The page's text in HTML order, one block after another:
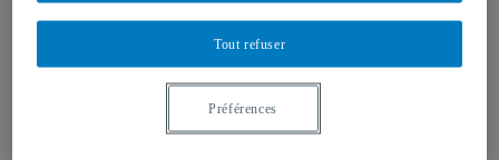
Département de communication sociale et publique
École de langues
École des médias
Tout refuser
Préférences